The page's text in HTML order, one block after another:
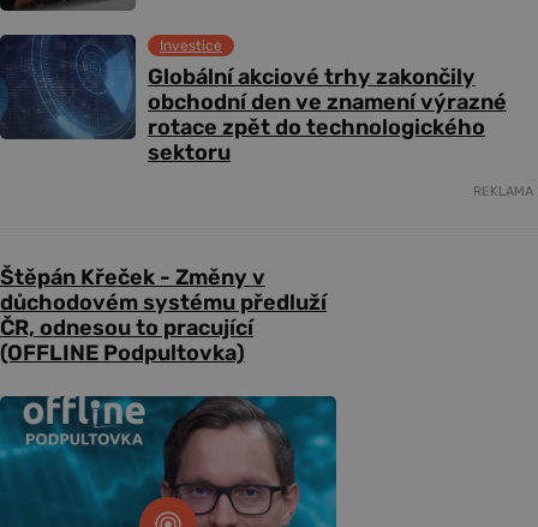
Globální akciové trhy zakončily
obchodní den ve znamení výrazné
rotace zpět do technologického
sektoru
Investice
REKLAMA
Štěpán Křeček - Změny v
důchodovém systému předluží
ČR, odnesou to pracující
(OFFLINE Podpultovka)